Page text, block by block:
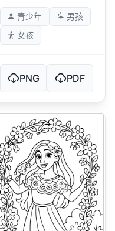
青少年
男孩
女孩
PNG PDF